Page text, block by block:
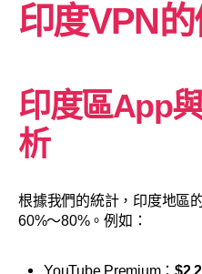
印度VPN
印度區App
析
根據我們的統計，印度地區
60%～80%。例如：
YouTube Premium：